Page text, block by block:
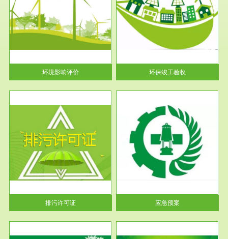
环境影响评价
环保竣工验收
根据《建设项目环境保护管理条
例》第十七条 编制环境影响报
告书、...
环保竣工验收
排污许可证
服务范围
应急预案
根据《中华人民共和国环境保护
法》第十九条 企业事业单位应
当按照...
应急预案